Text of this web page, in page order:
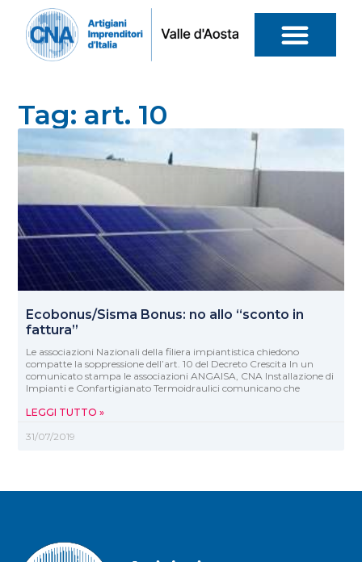
Tag: art. 10
Ecobonus/Sisma Bonus: no allo “sconto in
fattura”
Le associazioni Nazionali della filiera impiantistica chiedono
compatte la soppressione dell’art. 10 del Decreto Crescita In un
comunicato stampa le associazioni ANGAISA, CNA Installazione di
Impianti e Confartigianato Termoidraulici comunicano che
LEGGI TUTTO »
31/07/2019